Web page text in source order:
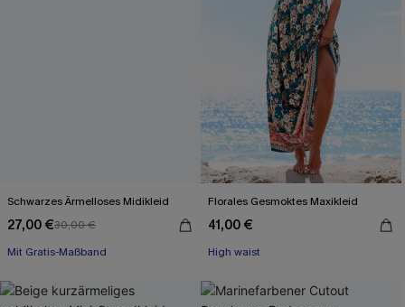
Schwarzes Ärmelloses Midikleid
27,00 €30,00 €
Mit Gratis-Maßband
High waist
Florales Gesmoktes Maxikleid
41,00 €
High waist